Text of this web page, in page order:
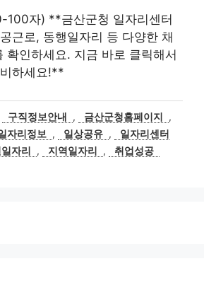
100자) **금산군청 일자리센터
근로, 동행일자리 등 다양한 채
확인하세요. 지금 바로 클릭해서
하세요!**
구직정보안내 , 금산군청홈페이지
,
자리정보 , 일상공유 ,
일자리센터
자리 , 지역일자리 , 취업성공